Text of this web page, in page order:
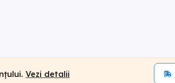
Vezi detalii